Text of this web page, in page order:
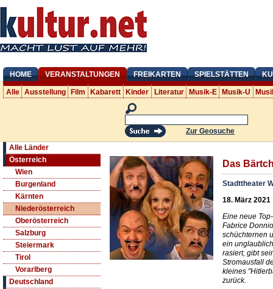
HOME VERANSTALTUNGEN FREIKARTEN SPIELSTÄTTEN
Alle Ausstellung Film Kabarett Kinder Literatur Musik-E Musik-U
Zur Geosuche
Alle Länder
Österreich
Wien
Burgenland
Kärnten
Niederösterreich
Oberösterreich
Salzburg
Steiermark
Tirol
Vorarlberg
Deutschland
Das
Stadttheater
18. März 2021
Eine neue
Fabrice
schüchternen
ein
rasiert, gibt
Stromausfall
kleines
zurück.